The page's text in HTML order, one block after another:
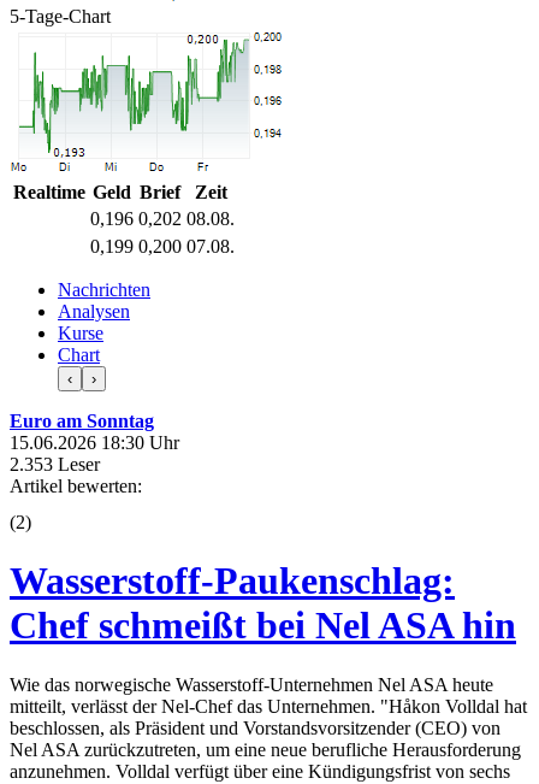
5-Tage-Chart
Realtime Geld Brief
Zeit
0,196 0,202 08.08.
0,199 0,200 07.08.
Nachrichten
Analysen
Kurse
Chart
‹ ›
Euro am Sonntag
15.06.2026 18:30 Uhr
2.353 Leser
Artikel bewerten:
(2)
Wasserstoff-Paukenschlag:
Chef schmeißt bei Nel ASA hin
Wie das norwegische Wasserstoff-Unternehmen Nel ASA heute
mitteilt, verlässt der Nel-Chef das Unternehmen. "Håkon Volldal hat
beschlossen, als Präsident und Vorstandsvorsitzender (CEO) von
Nel ASA zurückzutreten, um eine neue berufliche Herausforderung
anzunehmen. Volldal verfügt über eine Kündigungsfrist von sechs